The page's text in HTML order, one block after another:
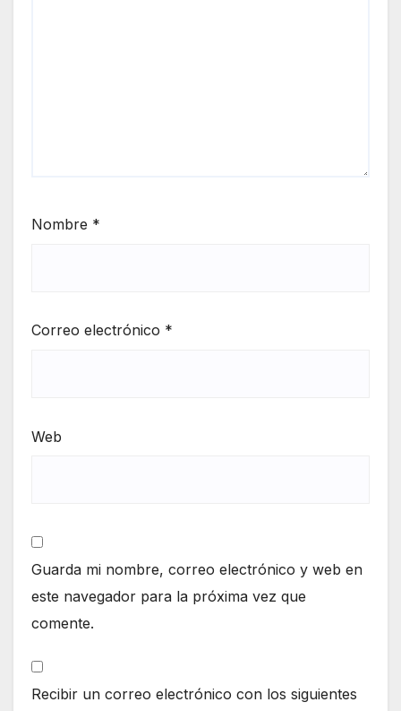
Nombre *
Correo electrónico *
Web
Guarda mi nombre, correo electrónico y web en
este navegador para la próxima vez que
comente.
Recibir un correo electrónico con los siguientes